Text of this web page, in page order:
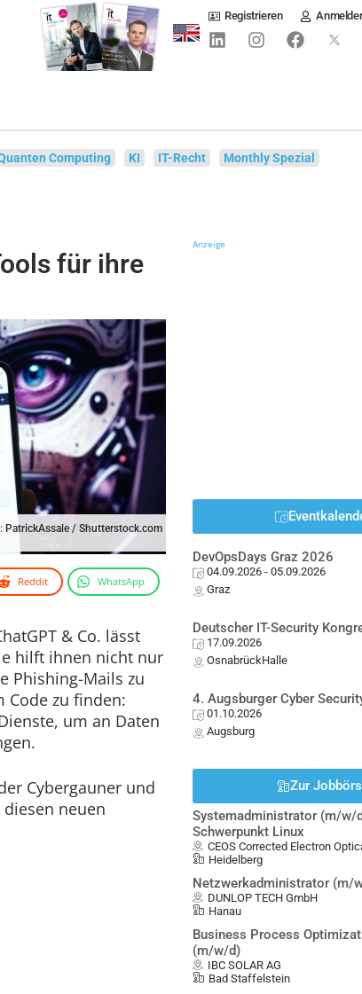
Registrieren
Computing KI IT-Recht Monthly Spezial
für ihre
PatrickAssale / Shutterstock.com
Reddit WhatsApp
& Co. lässt
hilft ihnen nicht nur
Phishing-Mails zu
Code zu finden:
um an Daten
Cybergauner und
neuen
Anzeige
DevOpsDays Graz 2026
04.09.2026 - 05.09.2026
Graz
Deutscher IT-Security
17.09.2026
OsnabrückHalle
4. Augsburger Cyber
01.10.2026
Augsburg
Zur
Systemadministrator (m/w/
Schwerpunkt Linux
CEOS Corrected Electron
Heidelberg
Netzwerkadministrator (m/
DUNLOP TECH GmbH
Hanau
Business Process
(m/w/d)
IBC SOLAR AG
Bad Staffelstein